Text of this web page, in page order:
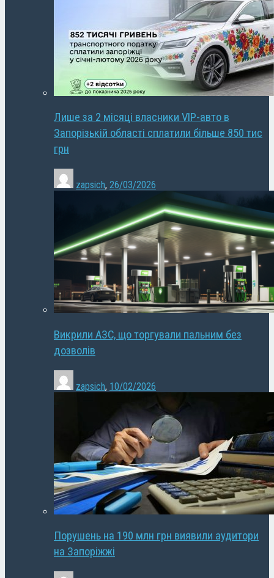
Лише за 2 місяці власники VIP-авто в
Запорізькій області сплатили більше 850 тис
грн
zapsich, 26/03/2026
Викрили АЗС, що торгували пальним без
дозволів
zapsich, 10/02/2026
Порушень на 190 млн грн виявили аудитори
на Запоріжжі